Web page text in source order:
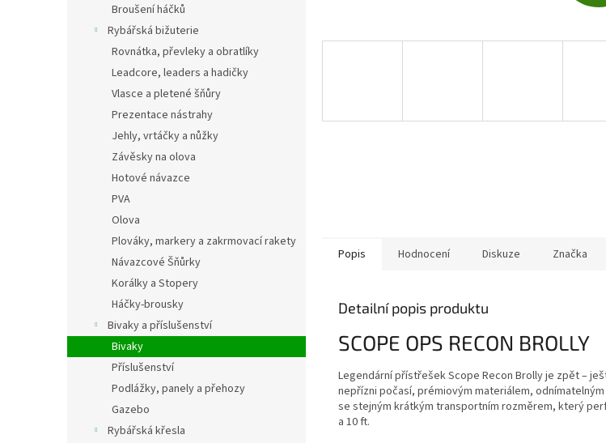
Broušení háčků
Rybářská bižuterie
Rovnátka, převleky a obratlíky
Leadcore, leaders a hadičky
Vlasce a pletené šňůry
Prezentace nástrahy
Jehly, vrtáčky a nůžky
Závěsky na olova
Hotové návazce
PVA
Olova
Plováky, markery a zakrmovací rakety
Návazcové Šňůrky
Korálky a Stopery
Háčky-brousky
Bivaky a příslušenství
Bivaky
Příslušenství
Podlážky, panely a přehozy
Gazebo
Rybářská křesla
Popis Hodnocení Diskuze Značka
Detailní popis produktu
SCOPE OPS RECON BROLLY
Legendární přístřešek Scope Recon Brolly je zpět –
nepřízni počasí, prémiovým materiálem,
se stejným krátkým transportním rozměrem, který
a 10 ft.